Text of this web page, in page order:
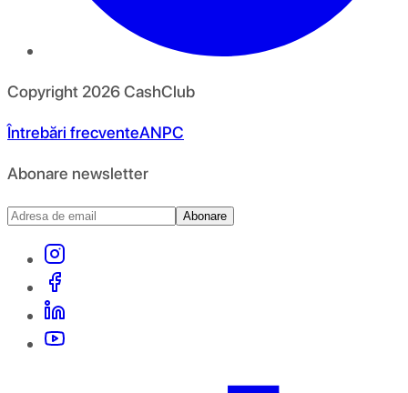
Copyright 2026CashClub
Întrebări frecventeANPC
Abonare newsletter
Abonare